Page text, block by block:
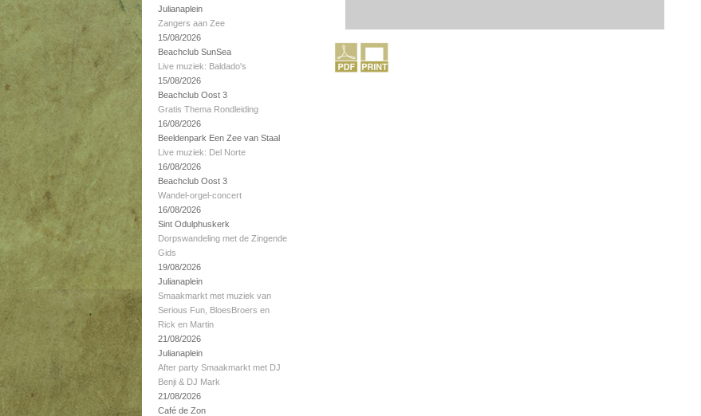
Julianaplein
Zangers aan Zee
15/08/2026
Beachclub SunSea
Live muziek: Baldado's
15/08/2026
Beachclub Oost 3
Gratis Thema Rondleiding
16/08/2026
Beeldenpark Een Zee van Staal
Live muziek: Del Norte
16/08/2026
Beachclub Oost 3
Wandel-orgel-concert
16/08/2026
Sint Odulphuskerk
Dorpswandeling met de Zingende
Gids
19/08/2026
Julianaplein
Smaakmarkt met muziek van
Serious Fun, BloesBroers en
Rick en Martin
21/08/2026
Julianaplein
After party Smaakmarkt met DJ
Benji & DJ Mark
21/08/2026
Café de Zon